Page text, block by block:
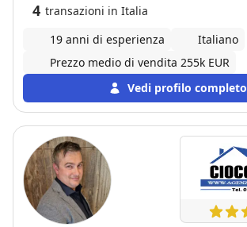
4 transazioni in Italia
19 anni di esperienza
Italiano
Prezzo medio di vendita 255k EUR
Vedi profilo completo